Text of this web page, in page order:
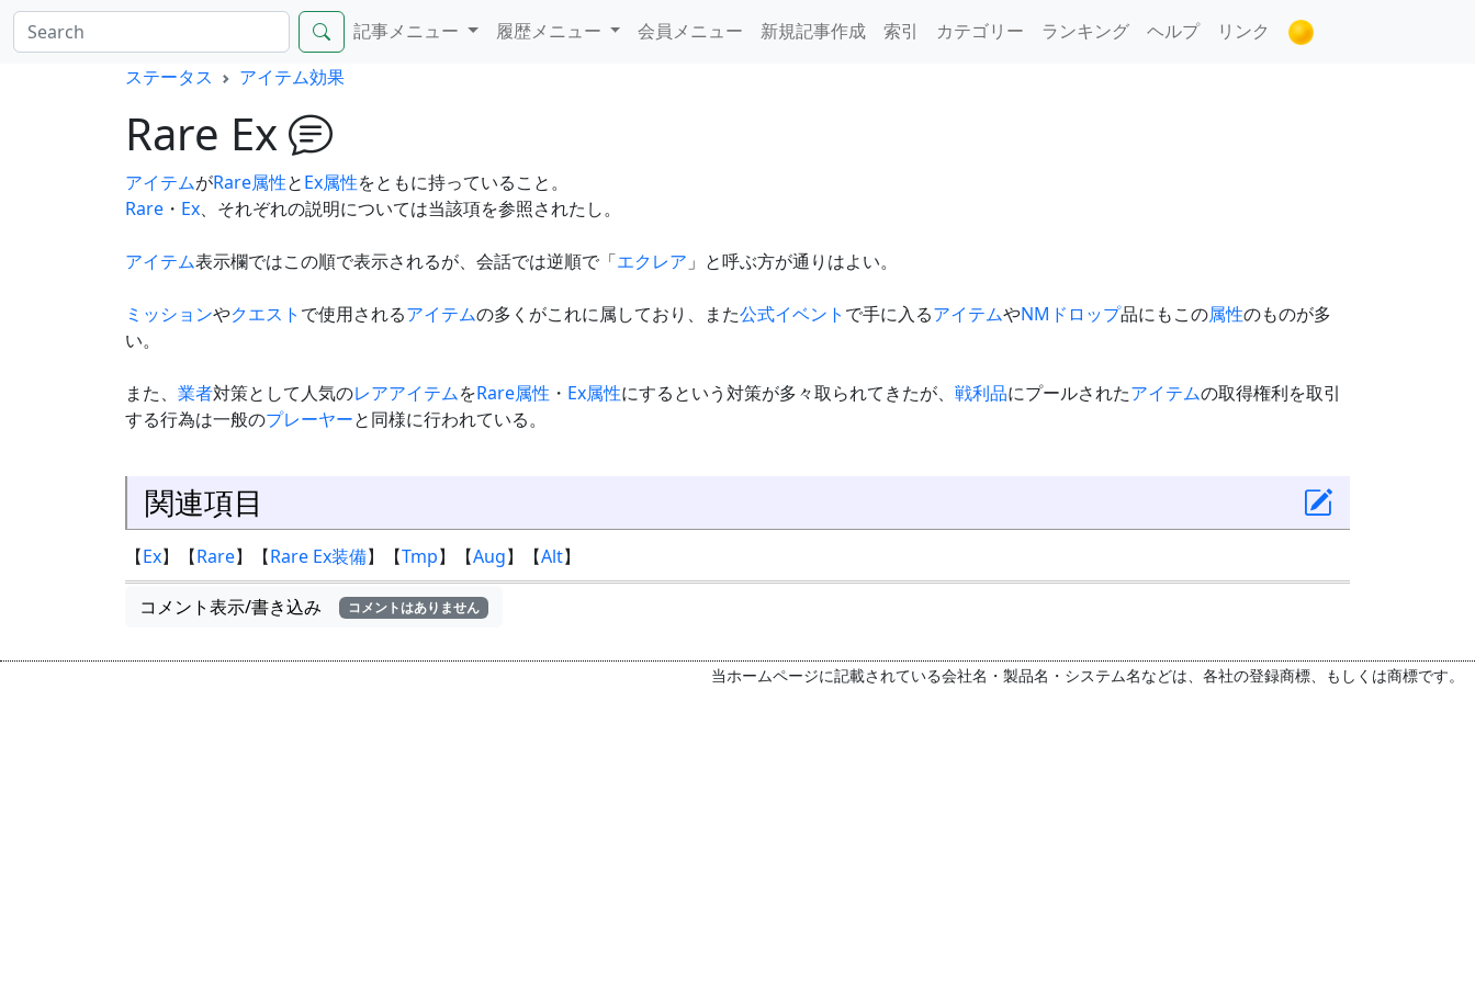
記事メニュー 履歴メニュー 会員メニュー 新規記事作成 索引 カテゴリー ランキング ヘルプ
リンク
ステータス
アイテム効果
Rare Ex
アイテムがRare属性とEx属性をともに持っていること。
Rare ・ Ex、それぞれの説明については当該項を参照されたし。
アイテム表示欄ではこの順で表示されるが、会話では逆順で「エクレア 」と呼ぶ方が通りはよい。
ミッションやクエスト で使用されるアイテムの多くがこれに属しており、また公式イベント で手に入るアイテムやNM ドロップ品にもこの属性のものが多
い。
また、 業者対策として人気のレアアイテムをRare属性 ・ Ex属性にするという対策が多々取られてきたが、 戦利品にプールされたアイテムの取得権利を取引
する行為は一般のプレーヤーと同様に行われている。
関連項目
【Ex】【Rare】【Rare Ex装備】【Tmp】【Aug】【Alt】
コメント表示/書き込み コメントはありません
当ホームページに記載されている会社名・製品名・システム名などは、各社の登録商標、もしくは商標です。